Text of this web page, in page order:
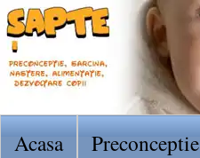
Acasa Preconceptie